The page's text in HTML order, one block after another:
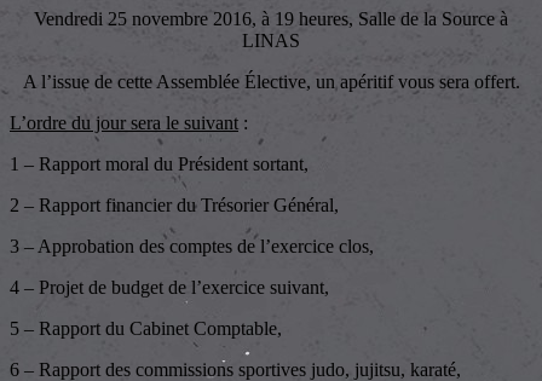
Vendredi 25 novembre 2016, à 19 heures, Salle de la Source à
LINAS
A l’issue de cette Assemblée Élective, un apéritif vous sera offert.
L’ordre du jour sera le suivant :
1 – Rapport moral du Président sortant,
2 – Rapport financier du Trésorier Général,
3 – Approbation des comptes de l’exercice clos,
4 – Projet de budget de l’exercice suivant,
5 – Rapport du Cabinet Comptable,
6 – Rapport des commissions sportives judo, jujitsu, karaté,